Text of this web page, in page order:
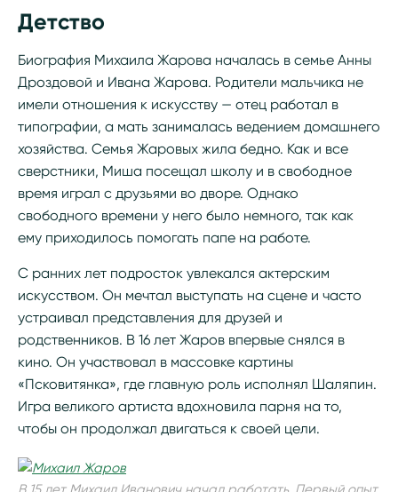
Детство
Биография Михаила Жарова началась в семье Анны
Дроздовой и Ивана Жарова. Родители мальчика не
имели отношения к искусству — отец работал в
типографии, а мать занималась ведением домашнего
хозяйства. Семья Жаровых жила бедно. Как и все
сверстники, Миша посещал школу и в свободное
время играл с друзьями во дворе. Однако
свободного времени у него было немного, так как
ему приходилось помогать папе на работе.
С ранних лет подросток увлекался актерским
искусством. Он мечтал выступать на сцене и часто
устраивал представления для друзей и
родственников. В 16 лет Жаров впервые снялся в
кино. Он участвовал в массовке картины
«Псковитянка», где главную роль исполнял Шаляпин.
Игра великого артиста вдохновила парня на то,
чтобы он продолжал двигаться к своей цели.